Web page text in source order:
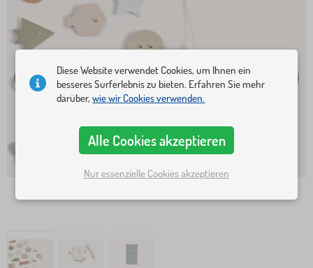
Diese Website verwendet Cookies, um Ihnen ein
besseres Surferlebnis zu bieten. Erfahren Sie mehr
darüber,wie wir Cookies verwenden.
Alle Cookies akzeptieren
Nur essenzielle Cookies akzeptieren